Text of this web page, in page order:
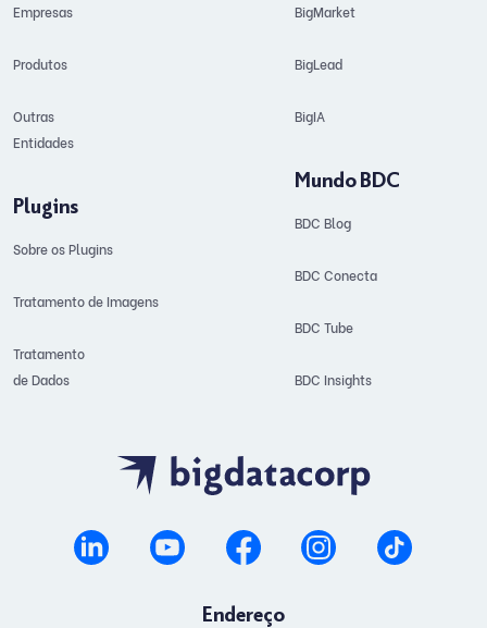
Empresas
Produtos
Outras
Entidades
Plugins
Sobre os Plugins
Tratamento de Imagens
Tratamento
de Dados
BigMarket
BigLead
BigIA
Mundo BDC
BDC Blog
BDC Conecta
BDC Tube
BDC Insights
Endereço